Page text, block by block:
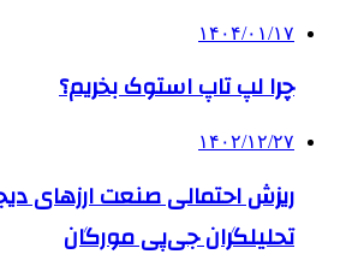
۱۴۰۴/۰۱/۱۷
چرا لپ تاپ استوک بخریم؟
۱۴۰۲/۱۲/۲۷
ریزش احتمالی صنعت ارزهای
تحلیلگران جی‌پی مورگان